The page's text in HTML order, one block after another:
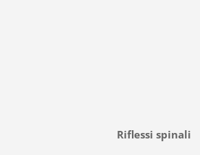
Riflessi spinali